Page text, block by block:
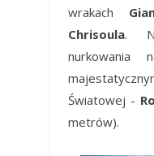
wrakach
Chrisoula.
nurkowania
Światowej -
metrów).